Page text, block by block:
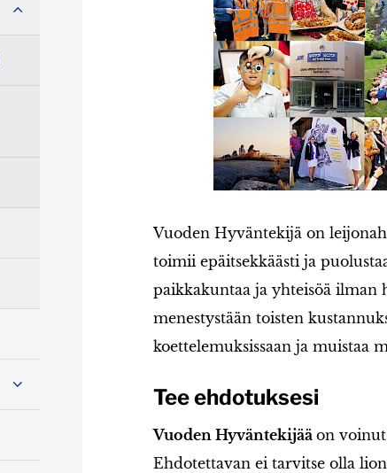
Vuoden Hyväntekijä on
toimii epäitsekkäästi ja
paikkakuntaa ja yhteisöä ilman
menestystään toisten
koettelemuksissaan ja muistaa
Tee ehdotuksesi
Vuoden Hyväntekijää on voinut
Ehdotettavan ei tarvitse olla